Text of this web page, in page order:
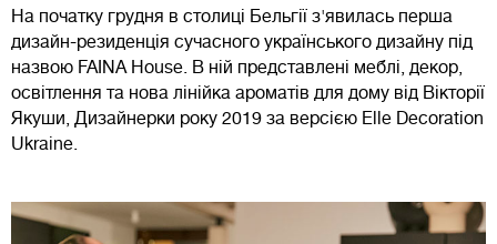
На початку грудня в столиці Бельгії з'явилась перша
дизайн-резиденція сучасного українського дизайну під
назвою FAINA House. В ній представлені меблі, декор,
освітлення та нова лінійка ароматів для дому від Вікторії
Якуши, Дизайнерки року 2019 за версією Elle Decoration
Ukraine.